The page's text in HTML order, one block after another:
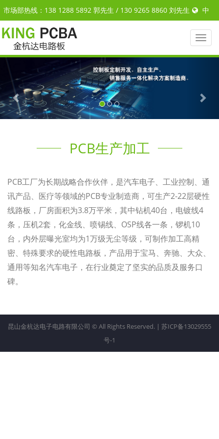
市场部热线：138 1288 5892 郭先生 / 130 9265 8860 刘先生 中
ENGLISH
Toggle
PCB生产加工
PCB工厂为长期战略合作伙伴，是汽车电子、工业控制、通
讯产品、医疗等领域的PCB专业制造商，可生产2-22层硬性
线路板，厂房面积为3.8万平米，其中钻机40台，电镀线4
条，压机2套，化金线、喷锡线、OSP线各一条，锣机10
台，内外层曝光室均为1万级无尘等级，可制作加工高精
密、特殊要求的硬性电路板，产品用于宝马、奔驰、大众、
通用等知名汽车电子，在行业奠定了坚实的品质及服务口
碑。
昆山金杭达电子电路有限公司 © All Rights Reserved. | 苏ICP备13029555
号-1